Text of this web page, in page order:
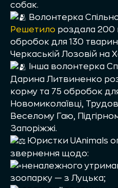
собак.
Волонтерка
Решетило роздала 200
обробок для 130 тварин
Черкаській Лозовій на
Інша волонтерка
Дарина Литвиненко
корму та 75 обробок
Новомиколаївці,
Веселому Гаю,
Запоріжжі.
Юристки UAnimals
звернення щодо:
неналежного
зоопарку — з Луцька;